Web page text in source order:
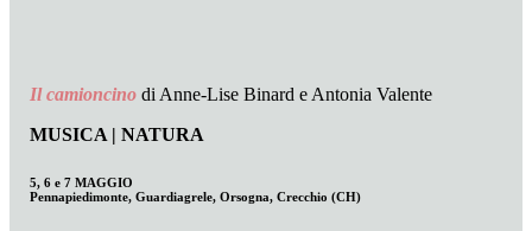
Il camioncino di Anne-Lise Binard e Antonia Valente
MUSICA | NATURA
5, 6 e 7 MAGGIO
Pennapiedimonte, Guardiagrele, Orsogna, Crecchio (CH)